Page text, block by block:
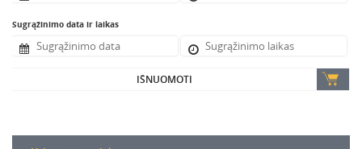
Sugrąžinimo data ir laikas
IŠNUOMOTI